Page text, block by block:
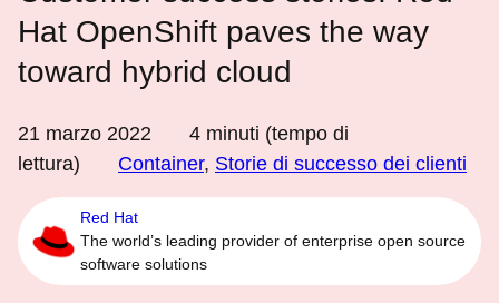
Hat OpenShift paves the way
toward hybrid cloud
21 marzo 2022 4 minuti (tempo di
lettura)
Container, Storie di successo dei clienti
Red Hat
The world’s leading provider of enterprise open source
software solutions